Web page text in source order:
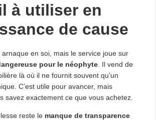
à utiliser en
de cause
arnaque en soi, mais le service joue sur
pour le néophyte . Il vend de
là où il ne fournit souvent qu’un
C’est utile pour avancer, mais
savez exactement ce que vous achetez.
reste le manque de transparence